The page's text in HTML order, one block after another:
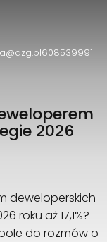
608539991
2026
deweloperskich
roku aż 17,1%?
do rozmów o